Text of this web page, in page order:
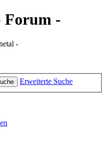
Forum -
-
Erweiterte Suche